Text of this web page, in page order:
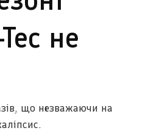
не
що незважаючи на